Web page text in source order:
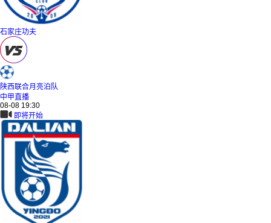
石家庄功夫
陕西联合月亮泊队
中甲直播
08-08 19:30
即将开始